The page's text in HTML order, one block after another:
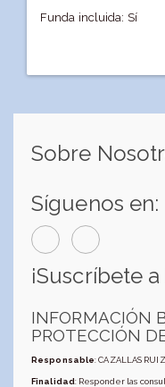
Funda incluida: Sí
Sobre
Síguenos en:
¡Suscríbete
INFORMACIÓN
PROTECCIÓN
Responsable: CAZALLAS
Finalidad: Responder las